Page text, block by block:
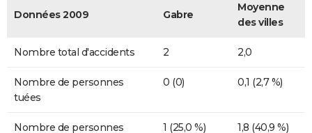
Données 2009 Gabre
Moyenne
des villes
Nombre total d'accidents 2 2,0
Nombre de personnes
tuées
0 (0) 0,1 (2,7 %)
Nombre de personnes
1 (25,0 %) 1,8 (40,9 %)